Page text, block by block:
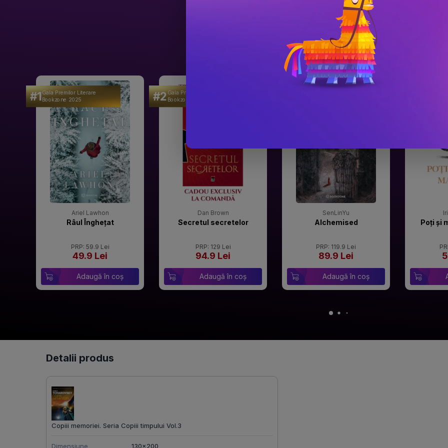
#1Gala Premilor Literare
Bookzone 2025
Ariel Lawhon
Râul Înghețat
PRP: 59.9 Lei
49.9 Lei
Adaugă în coș
#2Gala Premilor Literare
Bookzone 2025
Dan Brown
Secretul secretelor
PRP: 129 Lei
94.9 Lei
Adaugă în coș
SenLinYu
Alchemised
PRP: 119.9 Lei
89.9 Lei
Adaugă în coș
Poți și
Detalii produs
Copiii memoriei. Seria Copiii timpului Vol.3
Dimensiune 130x200